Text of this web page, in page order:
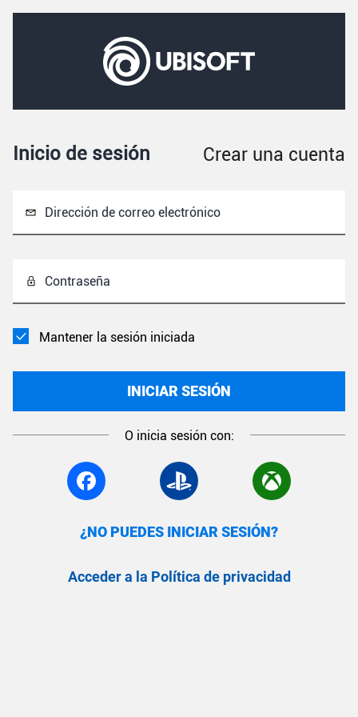
Inicio de sesión Crear una cuenta
Dirección de correo electrónico
Contraseña
Mantener la sesión iniciada
INICIAR SESIÓN
O inicia sesión con:
¿NO PUEDES INICIAR SESIÓN?
Acceder a la Política de privacidad